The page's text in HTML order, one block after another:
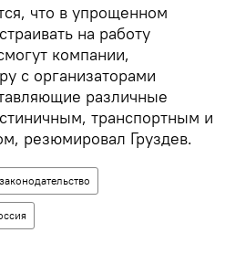
что в упрощенном
на работу
компании,
с организаторами
различные
транспортным и
резюмировал Груздев.
законодательство